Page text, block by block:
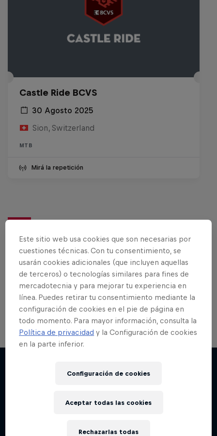
Castle Ride BCVS
30 Agosto 2025
Sion, Switzerland
MTB
Mirá la repetición
¿Quieres más sobre esto?
Bike
MTB, BMX o XC…¡lo mejor del mundo de las bicis
en un solo lugar!
Este sitio web usa cookies que son necesarias por
cuestiones técnicas. Con tu consentimiento, se
usarán cookies adicionales (que incluyen aquellas
de terceros) o tecnologías similares para fines de
mercadotecnia y para mejorar tu experiencia en
línea. Puedes retirar tu consentimiento mediante la
configuración de cookies en el pie de página en
todo momento. Para mayor información, consulta la
Política de privacidad y la Configuración de cookies
en la parte inferior.
Configuración de cookies
Rechazarlas todas
Aceptar todas las cookies